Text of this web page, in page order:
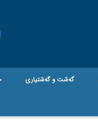
گه‌شت و گه‌شتیاری